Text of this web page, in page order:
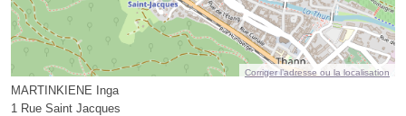
Corriger l’adresse ou la localisation
MARTINKIENE Inga
1 Rue Saint Jacques